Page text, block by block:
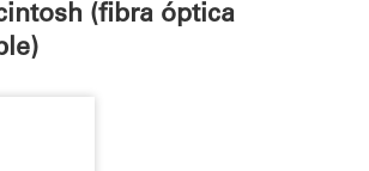
(fibra óptica